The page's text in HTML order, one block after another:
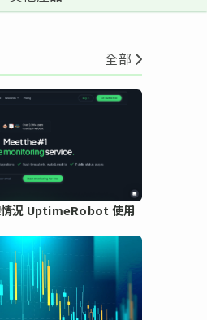
全部
情況 UptimeRobot 使用